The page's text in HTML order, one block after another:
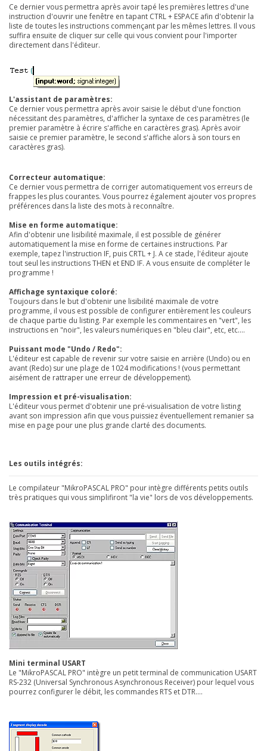
Ce dernier vous permettra après avoir tapé les premières lettres d'une
instruction d'ouvrir une fenêtre en tapant CTRL + ESPACE afin d'obtenir la
liste de toutes les instructions commençant par les mêmes lettres. Il vous
suffira ensuite de cliquer sur celle qui vous convient pour l'importer
directement dans l'éditeur.
L'assistant de paramètres:
Ce dernier vous permettra après avoir saisie le début d'une fonction
nécessitant des paramètres, d'afficher la syntaxe de ces paramètres (le
premier paramètre à écrire s'affiche en caractères gras). Après avoir
saisie ce premier paramètre, le second s'affiche alors à son tours en
caractères gras).
Correcteur automatique:
Ce dernier vous permettra de corriger automatiquement vos erreurs de
frappes les plus courantes. Vous pourrez également ajouter vos propres
préférences dans la liste des mots à reconnaître.
Mise en forme automatique:
Afin d'obtenir une lisibilité maximale, il est possible de générer
automatiquement la mise en forme de certaines instructions. Par
exemple, tapez l'instruction IF, puis CRTL + J. A ce stade, l'éditeur ajoute
tout seul les instructions THEN et END IF. A vous ensuite de compléter le
programme !
Affichage syntaxique coloré:
Toujours dans le but d'obtenir une lisibilité maximale de votre
programme, il vous est possible de configurer entièrement les couleurs
de chaque partie du listing. Par exemple les commentaires en "vert", les
instructions en "noir", les valeurs numériques en "bleu clair", etc, etc....
Puissant mode "Undo / Redo":
L'éditeur est capable de revenir sur votre saisie en arrière (Undo) ou en
avant (Redo) sur une plage de 1024 modifications ! (vous permettant
aisément de rattraper une erreur de développement).
Impression et pré-visualisation:
L'éditeur vous permet d'obtenir une pré-visualisation de votre listing
avant son impression afin que vous puissiez éventuellement remanier sa
mise en page pour une plus grande clarté des documents.
Les outils intégrés:
Le compilateur "MikroPASCAL PRO" pour intègre différents petits outils
très pratiques qui vous simplifiront "la vie" lors de vos développements.
Mini terminal USART
Le "MikroPASCAL PRO" intègre un petit terminal de communication USART
RS-232 (Universal Synchronous Asynchronous Receiver) pour lequel vous
pourrez configurer le débit, les commandes RTS et DTR....